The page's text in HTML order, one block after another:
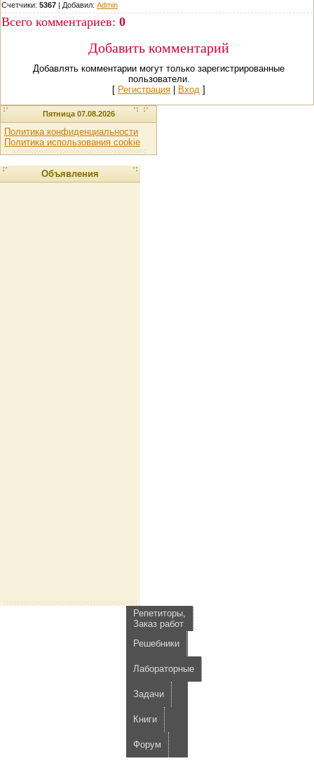
Счетчики: 5367 | Добавил: Admin
Всего комментариев: 0
Добавить комментарий
Добавлять комментарии могут только зарегистрированные
пользователи.
[ Регистрация Вход ]
Пятница 07.08.2026
Политика конфиденциальности
Политика использования cookie
Объявления
Репетиторы,
Заказ работ
Решебники
Лабораторные
Задачи
Книги
Форум